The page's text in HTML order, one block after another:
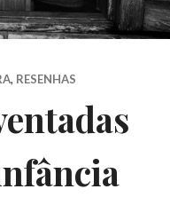
, RESENHAS